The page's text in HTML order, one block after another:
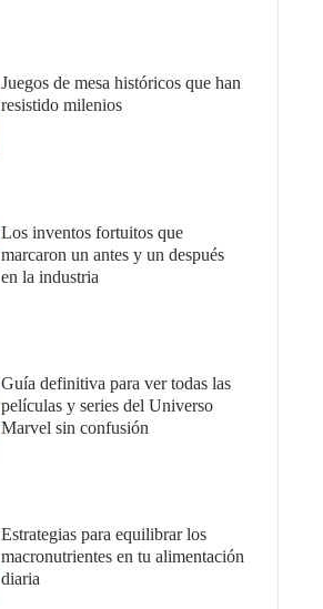
Juegos de mesa históricos que han
resistido milenios
Los inventos fortuitos que
marcaron un antes y un después
en la industria
Guía definitiva para ver todas las
películas y series del Universo
Marvel sin confusión
Estrategias para equilibrar los
macronutrientes en tu alimentación
diaria